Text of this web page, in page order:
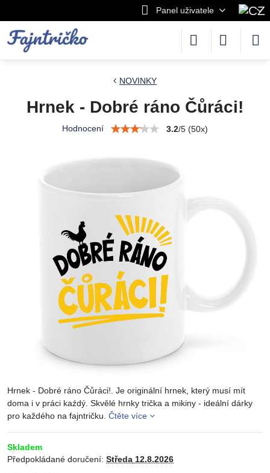
Panel uživatele
NOVINKY
Hrnek - Dobré ráno Čůráci!
Hodnocení 3.2/5 (50x)
Hrnek - Dobré ráno Čůráci!. Je originální hrnek, který musí mít
doma i v práci kaźdý. Skvělé hrnky trička a mikiny - ideální dárky
pro každého na fajntričku. Čtěte více
Skladem
Předpokládané doručení: Středa 12.8.2026